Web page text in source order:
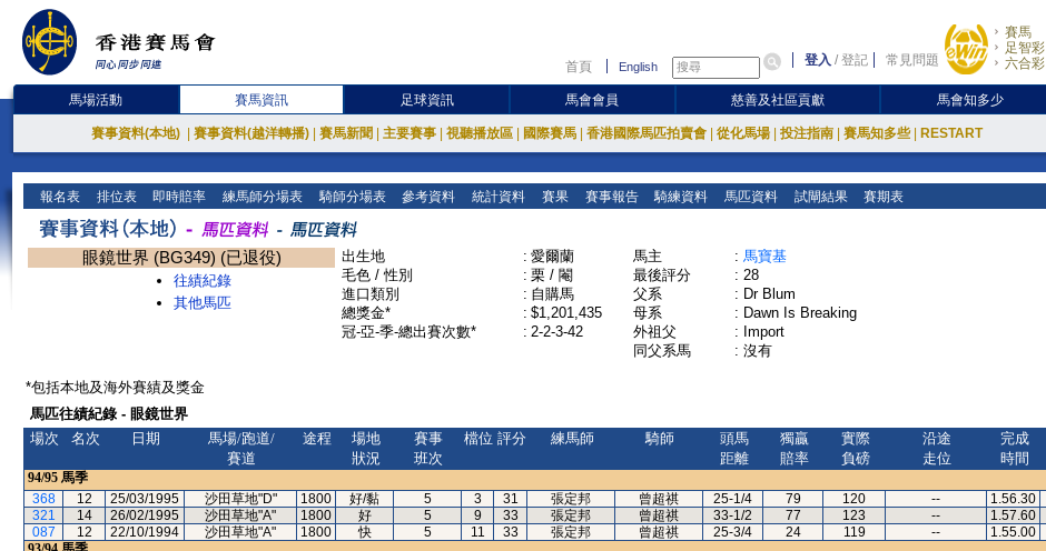
首頁 English 登入 /登記 常見問題
賽馬
足智彩
六合彩
馬場活動 賽馬資訊 足球資訊 馬會會員 慈善及社區貢獻 馬會知多少
賽事資料(本地) 賽事資料(越洋轉播) 賽馬新聞 主要賽事 視聽播放區 國際賽馬 香港國際馬匹拍賣會 從化馬場 投注指南 賽馬知多些 RESTART
報名表 排位表 即時賠率 練馬師分場表 騎師分場表 參考資料 統計資料 賽果 賽事報告 騎練資料 馬匹資料 試閘結果 賽期表
眼鏡世界 (BG349) (已退役)
往績紀錄
其他馬匹
出生地 : 愛爾蘭
毛色 / 性別
: 栗 / 閹
進口類別
: 自購馬
總獎金*
: $1,201,435
冠-亞-季-總出賽次數*
: 2-2-3-42
馬主 : 馬寶基
最後評分
: 28
父系
: Dr Blum
母系
: Dawn Is Breaking
外祖父
: Import
同父系馬
: 沒有
*包括本地及海外賽績及獎金
馬匹往績紀錄 - 眼鏡世界
場次
名次 日期
馬場/跑道/
賽道
途程
場地
狀況
賽事
班次
檔位 評分 練馬師 騎師
頭馬
距離
獨贏
賠率
實際
負磅
沿途
走位
完成
時間
94/95 馬季
368
12 25/03/1995 沙田草地"D" 1800 好/黏 5 3 31 張定邦 曾超祺 25-1/4 79 120 -- 1.56.30
321
14 26/02/1995 沙田草地"A" 1800 好 5 9 33 張定邦 曾超祺 33-1/2 77 123 -- 1.57.60
087
12 22/10/1994 沙田草地"A" 1800 快 5 11 33 張定邦 曾超祺 25-3/4 24 119 -- 1.55.00